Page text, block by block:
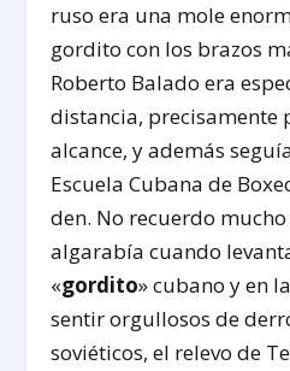
ruso era una mole
gordito con los brazos
Roberto Balado era
distancia, precisamente
alcance, y además
Escuela Cubana de
den. No recuerdo
algarabía cuando
«gordito» cubano y en
sentir orgullosos de
soviéticos, el relevo de